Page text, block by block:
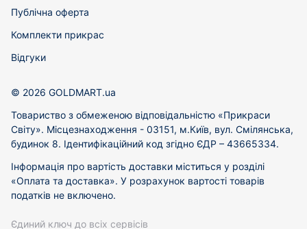
Публічна оферта
Комплекти прикрас
Відгуки
© 2026 GOLDMART.ua
Товариство з обмеженою відповідальністю «Прикраси
Світу». Місцезнаходження - 03151, м.Київ, вул. Смілянська,
будинок 8. Ідентифікаційний код згідно ЄДР – 43665334.
Інформація про вартість доставки міститься у розділі
«Оплата та доставка». У розрахунок вартості товарів
податків не включено.
Єдиний ключ до всіх сервісів